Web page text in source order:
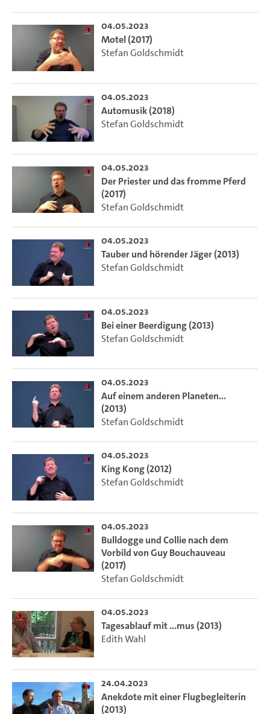
04.05.2023
Motel (2017)
Stefan Goldschmidt
04.05.2023
Automusik (2018)
Stefan Goldschmidt
04.05.2023
Der Priester und das fromme Pferd
(2017)
Stefan Goldschmidt
04.05.2023
Tauber und hörender Jäger (2013)
Stefan Goldschmidt
04.05.2023
Bei einer Beerdigung (2013)
Stefan Goldschmidt
04.05.2023
Auf einem anderen Planeten...
(2013)
Stefan Goldschmidt
04.05.2023
King Kong (2012)
Stefan Goldschmidt
04.05.2023
Bulldogge und Collie nach dem
Vorbild von Guy Bouchauveau
(2017)
Stefan Goldschmidt
04.05.2023
Tagesablauf mit ...mus (2013)
Edith Wahl
24.04.2023
Anekdote mit einer Flugbegleiterin
(2013)